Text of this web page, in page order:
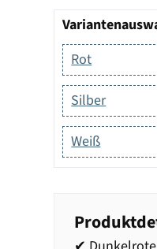
Rot
Silber
Weiß